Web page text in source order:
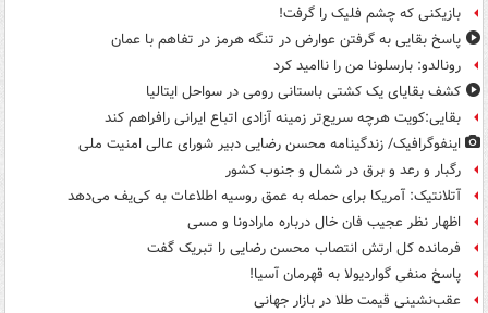
بازیکنی که چشم فلیک را گرفت!
پاسخ بقایی به گرفتن عوارض در تنگه هرمز در تفاهم با عمان
رونالدو: بارسلونا من را ناامید کرد
کشف بقایای یک کشتی باستانی رومی در سواحل ایتالیا
بقایی:کویت هرچه سریع‌تر زمینه آزادی اتباع ایرانی رافراهم کند
اینفوگرافیک/ زندگینامه محسن رضایی دبیر شورای عالی امنیت‌ ملی
رگبار و رعد و برق در شمال و جنوب کشور
آتلانتیک: آمریکا برای حمله به عمق روسیه اطلاعات به کی‌یف می‌دهد
اظهار نظر عجیب فان خال درباره مارادونا و مسی
فرمانده کل ارتش انتصاب محسن رضایی را تبریک گفت
پاسخ منفی گواردیولا به قهرمان آسیا!
عقب‌نشینی قیمت طلا در بازار جهانی